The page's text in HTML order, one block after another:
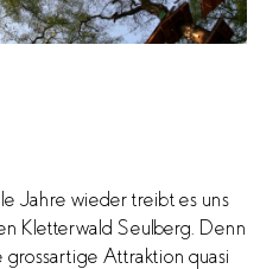
Jahre wieder treibt es uns
Kletterwald Seulberg. Denn
grossartige Attraktion quasi